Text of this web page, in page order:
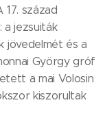
század
a jezsuiták
jövedelmét és a
György gróf
a mai Volosin
kiszorultak